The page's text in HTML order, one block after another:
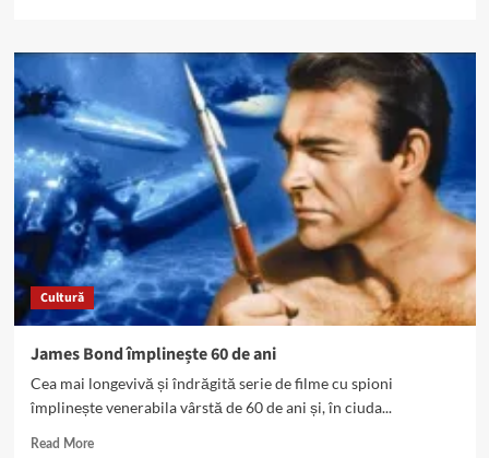
Isaac
influența
sa
lui
Isaac
Asimov,
creatorul
Fundației
Cultură
James Bond împlinește 60 de ani
Cea mai longevivă și îndrăgită serie de filme cu spioni
împlinește venerabila vârstă de 60 de ani și, în ciuda...
Read MoreRead